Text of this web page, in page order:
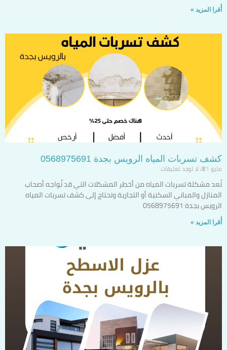
أٌقرا المزيد »
كشف تسربات المياه الرويس بجدة 0568975691
مايو 31 لا توجد تعليقات
تُعد مشكلة تسربات المياه من أخطر المشكلات التي قد تُواجه أصحاب
المنازل والمباني السكنية أو التجارية وتحتاج إلى كشف تسربات المياه
الرويس بجدة 0568975691
أٌقرا المزيد »